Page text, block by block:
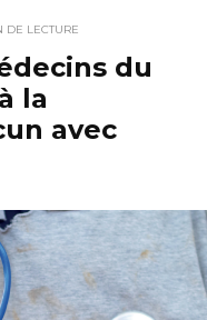
DE LECTURE
du
la
avec